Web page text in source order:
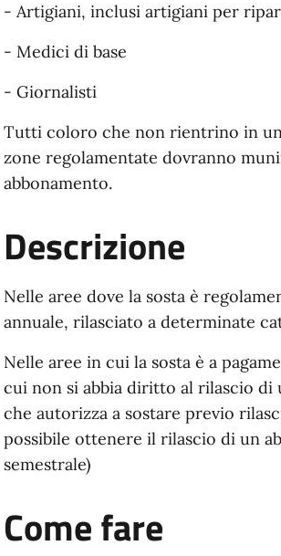
- Artigiani, inclusi artigiani per
- Medici di base
- Giornalisti
Tutti coloro che non rientrino in
zone regolamentate dovranno
abbonamento.
Descrizione
Nelle aree dove la sosta è
annuale, rilasciato a determinate
Nelle aree in cui la sosta è a
cui non si abbia diritto al rilascio di
che autorizza a sostare previo
possibile ottenere il rilascio di un
semestrale)
Come fare